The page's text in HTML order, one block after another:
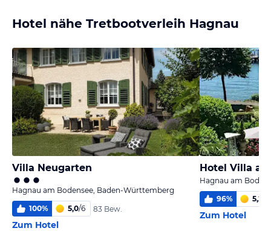
Hotel nähe Tretbootverleih Hagnau
Villa Neugarten
Hagnau am Bodensee, Baden-Württemberg
100% 5,0/6 83 Bew.
Zum Hotel
Hotel Villa
Hagnau am
96% 5,2
Zum Hotel